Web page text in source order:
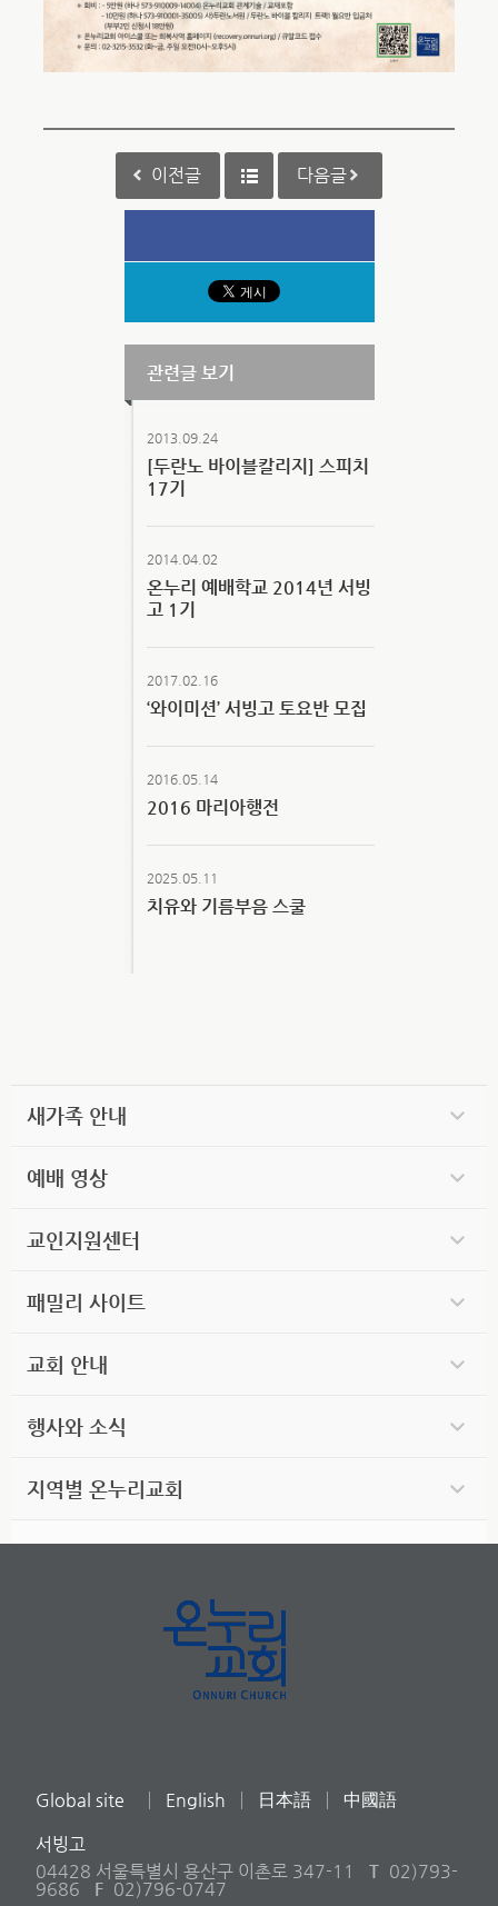
이전글 다음글
관련글 보기
2013.09.24
[두란노 바이블칼리지] 스피치
17기
2014.04.02
온누리 예배학교 2014년 서빙
고 1기
2017.02.16
‘와이미션’ 서빙고 토요반 모집
2016.05.14
2016 마리아행전
2025.05.11
치유와 기름부음 스쿨
새가족 안내
예배 영상
교인지원센터
패밀리 사이트
교회 안내
행사와 소식
지역별 온누리교회
Global site English 日本語 中國語
서빙고
04428 서울특별시 용산구 이촌로 347-11
T 02)793-
9686
F 02)796-0747